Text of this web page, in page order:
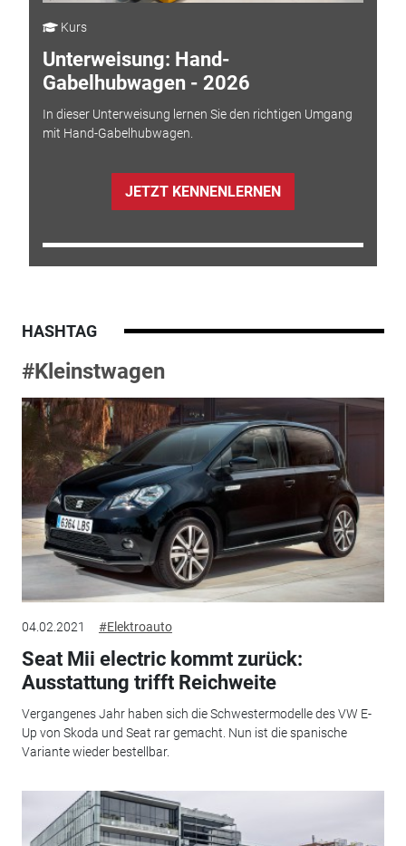
Kurs
Unterweisung: Hand-
Gabelhubwagen - 2026
In dieser Unterweisung lernen Sie den richtigen Umgang
mit Hand-Gabelhubwagen.
JETZT KENNENLERNEN
HASHTAG
#Kleinstwagen
04.02.2021 #Elektroauto
Seat Mii electric kommt zurück:
Ausstattung trifft Reichweite
Vergangenes Jahr haben sich die Schwestermodelle des VW E-
Up von Skoda und Seat rar gemacht. Nun ist die spanische
Variante wieder bestellbar.